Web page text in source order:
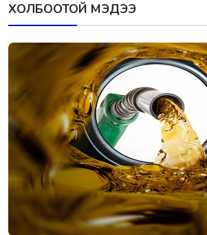
ХОЛБООТОЙ МЭДЭЭ